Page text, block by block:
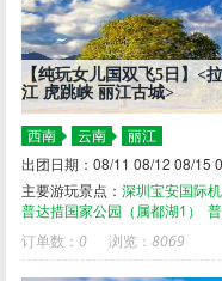
【纯玩女儿国双飞5日】<
江 虎跳峡 丽江古城>
西南 云南
丽江
出团日期：08/11 08/12 08/15
主要游玩景点：深圳宝安国际
普达措国家公园（属都湖1）
订单数： 0 浏览：8069